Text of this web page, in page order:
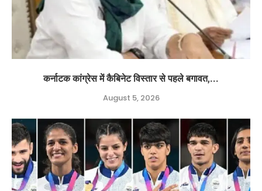
कर्नाटक कांग्रेस में कैबिनेट विस्तार से पहले बगावत,...
August 5, 2026